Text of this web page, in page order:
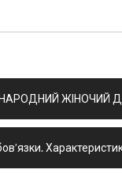
ЖІНОЧИЙ